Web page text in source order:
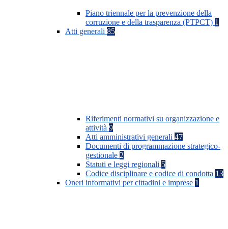
Piano triennale per la prevenzione della
corruzione e della trasparenza (PTPCT) 1
Atti generali 85
Riferimenti normativi su organizzazione e
attività 9
Atti amministrativi generali 47
Documenti di programmazione strategico-
gestionale 2
Statuti e leggi regionali 5
Codice disciplinare e codice di condotta 13
Oneri informativi per cittadini e imprese 1